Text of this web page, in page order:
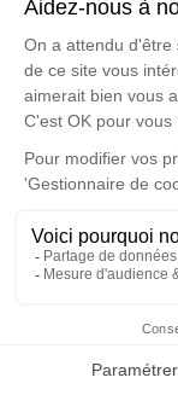
Faire-part
est un lieu
mémoire de
Un service de
disponible ici
Cérémonie
Église de
Retz